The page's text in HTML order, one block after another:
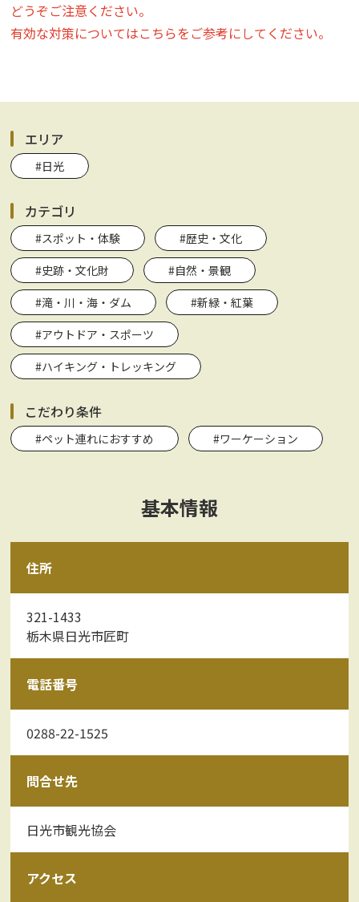
どうぞご注意ください。
有効な対策についてはこちらをご参考にしてください。
エリア
#日光
カテゴリ
#スポット・体験
#歴史・文化
#史跡・文化財
#自然・景観
#滝・川・海・ダム
#新緑・紅葉
#アウトドア・スポーツ
#ハイキング・トレッキング
こだわり条件
#ペット連れにおすすめ #ワーケーション
基本情報
住所
321-1433
栃木県日光市匠町
電話番号
0288-22-1525
問合せ先
日光市観光協会
アクセス